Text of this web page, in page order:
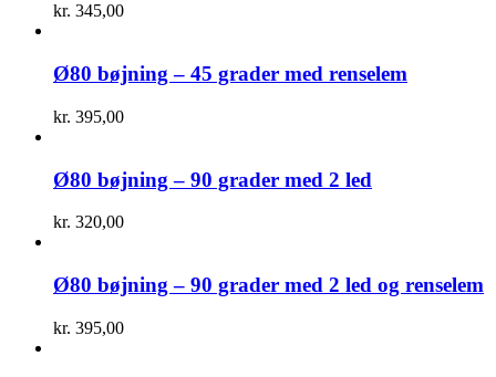
kr. 345,00
Ø80 bøjning – 45 grader med renselem
kr. 395,00
Ø80 bøjning – 90 grader med 2 led
kr. 320,00
Ø80 bøjning – 90 grader med 2 led og renselem
kr. 395,00